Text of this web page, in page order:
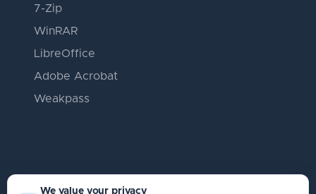
7-Zip
WinRAR
LibreOffice
Adobe Acrobat
Weakpass
We value your privacy